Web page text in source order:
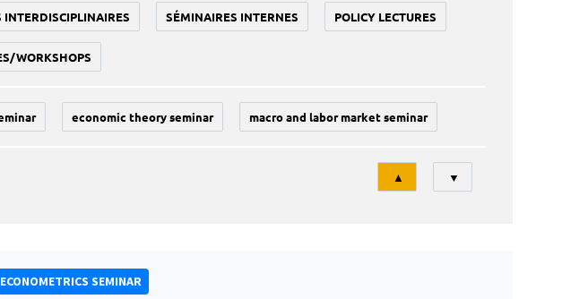
INTERDISCIPLINAIRES SÉMINAIRES INTERNES POLICY LECTURES
WORKSHOPS
economic theory seminar macro and labor market seminar
Tri
▲ ▼
SEMINAR